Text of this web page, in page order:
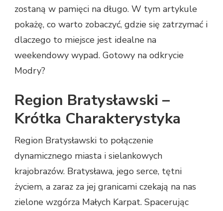
zostaną w pamięci na długo. W tym artykule
pokażę, co warto zobaczyć, gdzie się zatrzymać i
dlaczego to miejsce jest idealne na
weekendowy wypad. Gotowy na odkrycie
Modry?
Region Bratysławski –
Krótka Charakterystyka
Region Bratysławski to połączenie
dynamicznego miasta i sielankowych
krajobrazów. Bratysława, jego serce, tętni
życiem, a zaraz za jej granicami czekają na nas
zielone wzgórza Małych Karpat. Spacerując